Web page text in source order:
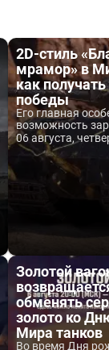
2D-стиль
мрамор» в
как получать
победы
Его главная
возможность
06 августа,
Золотой
обменять
золото ко
Мира танков
Во время Дня